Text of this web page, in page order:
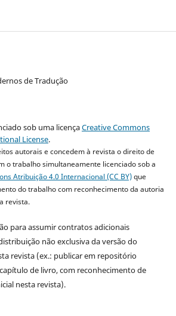
de Tradução
sob uma licençaCreative Commons
License.
autorais e concedem à revista o direito de
o trabalho simultaneamente licenciado sob a
Atribuição 4.0 Internacional (CC BY)que
do trabalho com reconhecimento da autoria
revista.
para assumir contratos adicionais
não exclusiva da versão do
revista (ex.: publicar em repositório
de livro, com reconhecimento de
nesta revista).